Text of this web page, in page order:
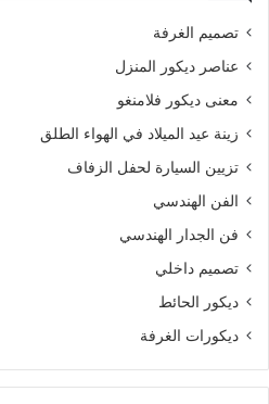
تصميم الغرفة
عناصر ديكور المنزل
معنى ديكور فلامنغو
زينة عيد الميلاد في الهواء الطلق
تزيين السيارة لحفل الزفاف
الفن الهندسي
فن الجدار الهندسي
تصميم داخلي
ديكور الحائط
ديكورات الغرفة